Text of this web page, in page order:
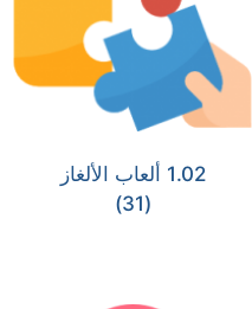
1.02 ألعاب الألغاز
(31)